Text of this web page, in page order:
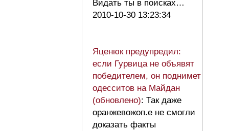
Видать ты в поисках…
2010-10-30 13:23:34
Яценюк предупредил:
если Гурвица не объявят
победителем, он поднимет
одесситов на Майдан
(обновлено): Так даже
оранжевожоп.е не смогли
доказать факты